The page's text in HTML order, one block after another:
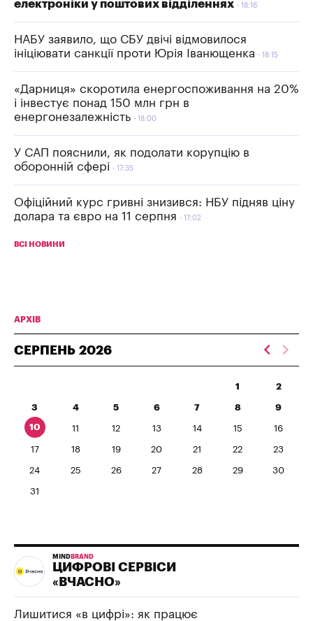
електроніки у поштових відділеннях 18:16
НАБУ заявило, що СБУ двічі відмовилося
ініціювати санкції проти Юрія Іванющенка
18:15
«Дарниця» скоротила енергоспоживання на 20%
і інвестує понад 150 млн грн в
енергонезалежність
18:00
У САП пояснили, як подолати корупцію в
оборонній сфері
17:35
Офіційний курс гривні знизився: НБУ підняв ціну
долара та євро на 11 серпня
17:02
ВСІ НОВИНИ
АРХІВ
СЕРПЕНЬ 2026
1 2
3 4 5 6 7 8 9
10 11 12 13 14 15 16
17 18 19 20 21 22 23
24 25 26 27 28 29 30
31
MIND BRAND
ЦИФРОВІ СЕРВІСИ
«ВЧАСНО»
Лишитися «в цифрі»: як працює